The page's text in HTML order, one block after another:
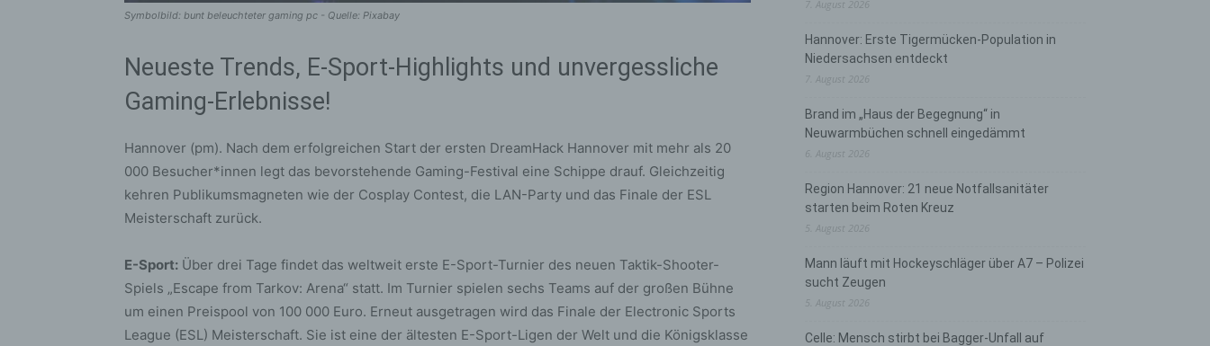
Symbolbild: bunt beleuchteter gaming pc - Quelle: Pixabay
Neueste Trends, E-Sport-Highlights und unvergessliche
Gaming-Erlebnisse!
Hannover (pm). Nach dem erfolgreichen Start der ersten DreamHack Hannover mit mehr als 20
000 Besucher*innen legt das bevorstehende Gaming-Festival eine Schippe drauf. Gleichzeitig
kehren Publikumsmagneten wie der Cosplay Contest, die LAN-Party und das Finale der ESL
Meisterschaft zurück.
E-Sport: Über drei Tage findet das weltweit erste E-Sport-Turnier des neuen Taktik-Shooter-
Spiels „Escape from Tarkov: Arena“ statt. Im Turnier spielen sechs Teams auf der großen Bühne
um einen Preispool von 100 000 Euro. Erneut ausgetragen wird das Finale der Electronic Sports
League (ESL) Meisterschaft. Sie ist eine der ältesten E-Sport-Ligen der Welt und die Königsklasse
7. August 2026
Hannover: Erste Tigermücken-Population in
Niedersachsen entdeckt
7. August 2026
Brand im „Haus der Begegnung“ in
Neuwarmbüchen schnell eingedämmt
6. August 2026
Region Hannover: 21 neue Notfallsanitäter
starten beim Roten Kreuz
5. August 2026
Mann läuft mit Hockeyschläger über A7 – Polizei
sucht Zeugen
5. August 2026
Celle: Mensch stirbt bei Bagger-Unfall auf